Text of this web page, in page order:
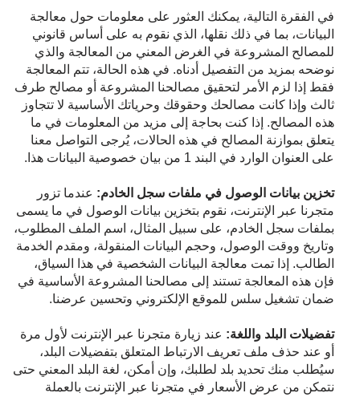
في الفقرة التالية، يمكنك العثور على معلومات حول معالجة
البيانات، بما في ذلك نقلها، الذي نقوم به على أساس قانوني
للمصالح المشروعة في الغرض المعني من المعالجة والذي
نوضحه بمزيد من التفصيل أدناه. في هذه الحالة، تتم المعالجة
فقط إذا لزم الأمر لتحقيق مصالحنا المشروعة أو مصالح طرف
ثالث وإذا كانت مصالحك وحقوقك وحرياتك الأساسية لا تتجاوز
هذه المصالح. إذا كنت بحاجة إلى مزيد من المعلومات في ما
يتعلق بموازنة المصالح في هذه الحالات، يُرجى التواصل معنا
على العنوان الوارد في البند 1 من بيان خصوصية البيانات هذا.
تخزين بيانات الوصول في ملفات سجل الخادم: عندما تزور
متجرنا عبر الإنترنت، نقوم بتخزين بيانات الوصول في ما يسمى
بملفات سجل الخادم، على سبيل المثال، اسم الملف المطلوب،
وتاريخ ووقت الوصول، وحجم البيانات المنقولة، ومقدم الخدمة
الطالب. إذا تمت معالجة البيانات الشخصية في هذا السياق،
فإن هذه المعالجة تستند إلى مصالحنا المشروعة الأساسية في
ضمان تشغيل سلس للموقع الإلكتروني وتحسين عرضنا.
تفضيلات البلد واللغة: عند زيارة متجرنا عبر الإنترنت لأول مرة
أو عند حذف ملف تعريف الارتباط المتعلق بتفضيلات البلد،
سيُطلب منك تحديد بلد لطلبك، وإن أمكن، لغة البلد المعني حتى
نتمكن من عرض الأسعار في متجرنا عبر الإنترنت بالعملة